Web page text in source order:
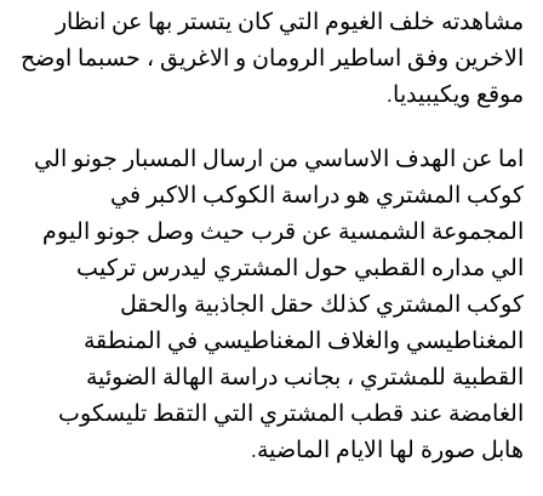
مشاهدته خلف الغيوم التي كان يتستر بها عن انظار
الاخرين وفق اساطير الرومان و الاغريق ، حسبما اوضح
موقع ويكيبيديا.
اما عن الهدف الاساسي من ارسال المسبار جونو الي
كوكب المشتري هو دراسة الكوكب الاكبر في
المجموعة الشمسية عن قرب حيث وصل جونو اليوم
الي مداره القطبي حول المشتري ليدرس تركيب
كوكب المشتري كذلك حقل الجاذبية والحقل
المغناطيسي والغلاف المغناطيسي في المنطقة
القطبية للمشتري ، بجانب دراسة الهالة الضوئية
الغامضة عند قطب المشتري التي التقط تليسكوب
هابل صورة لها الايام الماضية.